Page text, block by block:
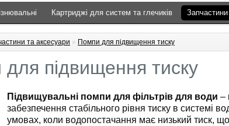
Картриджі для систем та глечиків
та аксесуари » Помпи для підвищення тиску
підвищення тиску
Підвищувальні помпи для фільтрів для води –
забезпечення стабільного рівня тиску в системі
умовах, коли водопостачання має низький тиск,